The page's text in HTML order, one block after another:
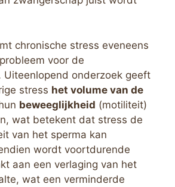
chronische stress eveneens
voor de
Uiteenlopend onderzoek geeft
stress het volume van de
beweeglijkheid (motiliteit)
wat betekent dat stress de
van het sperma kan
wordt voortdurende
aan een verlaging van het
wat een verminderde